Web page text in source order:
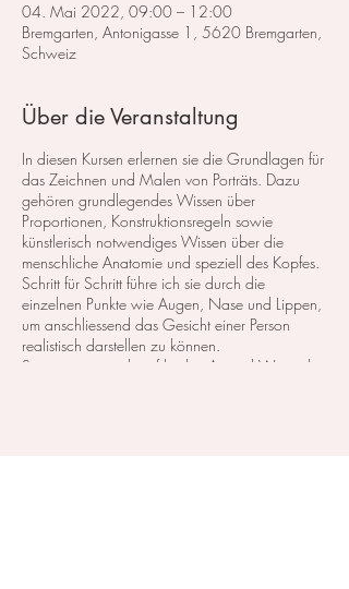
04. Mai 2022, 09:00 – 12:00
Bremgarten, Antonigasse 1, 5620 Bremgarten,
Schweiz
Über die Veranstaltung
In diesen Kursen erlernen sie die Grundlagen für
das Zeichnen und Malen von Porträts. Dazu
gehören grundlegendes Wissen über
Proportionen, Konstruktionsregeln sowie
künstlerisch notwendiges Wissen über die
menschliche Anatomie und speziell des Kopfes.
Schritt für Schritt führe ich sie durch die
einzelnen Punkte wie Augen, Nase und Lippen,
um anschliessend das Gesicht einer Person
realistisch darstellen zu können.
So eignen sie sich auf leichte Art und Weise das